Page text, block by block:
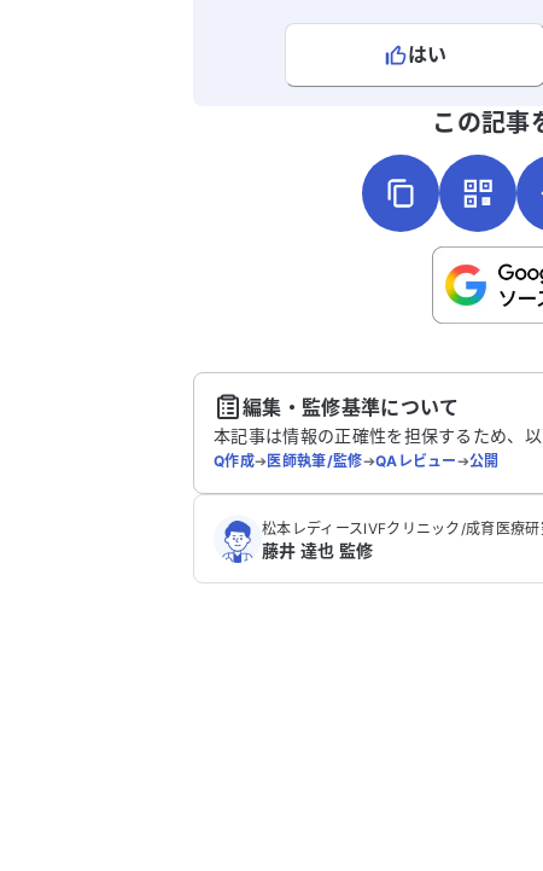
はい
こちらは送信専用のフォームです。氏名
この記事
編集・監修基準について
本記事は情報の正確性を担保するため、
Q作成➔医師執筆/監修➔QAレビュー➔公開
松本レディースIVFクリニック/成育医療
藤井 達也 監修